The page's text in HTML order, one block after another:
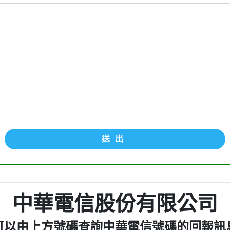
送出
中華電信股份有限公司
以由上方號碼查詢中華電信號碼的回報訊